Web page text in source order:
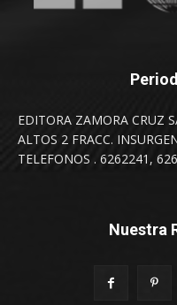
EDITORA ZAMORA CRUZ
ALTOS 2 FRACC.
TELEFONOS . 6262241,
Nuestra